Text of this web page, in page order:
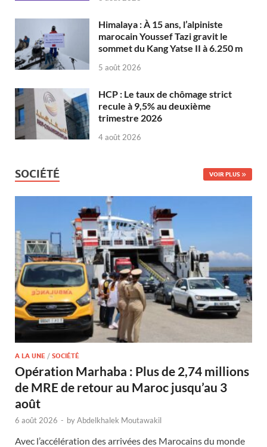
Himalaya : À 15 ans, l’alpiniste
marocain Youssef Tazi gravit le
sommet du Kang Yatse II à 6.250 m
5 août 2026
HCP : Le taux de chômage strict
recule à 9,5% au deuxième
trimestre 2026
4 août 2026
SOCIÉTÉ VOIR PLUS
A LA UNE / SOCIÉTÉ
Opération Marhaba : Plus de 2,74 millions
de MRE de retour au Maroc jusqu’au 3
août
6 août 2026 - byAbdelkhalek Moutawakil
Avec l’accélération des arrivées des Marocains du monde